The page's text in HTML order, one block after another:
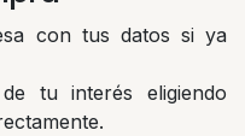
con tus datos si ya
tu interés eligiendo